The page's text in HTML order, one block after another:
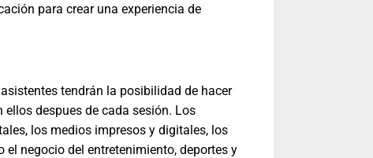
para crear una experiencia de
tendrán la posibilidad de hacer
despues de cada sesión. Los
los medios impresos y digitales, los
negocio del entretenimiento, deportes y